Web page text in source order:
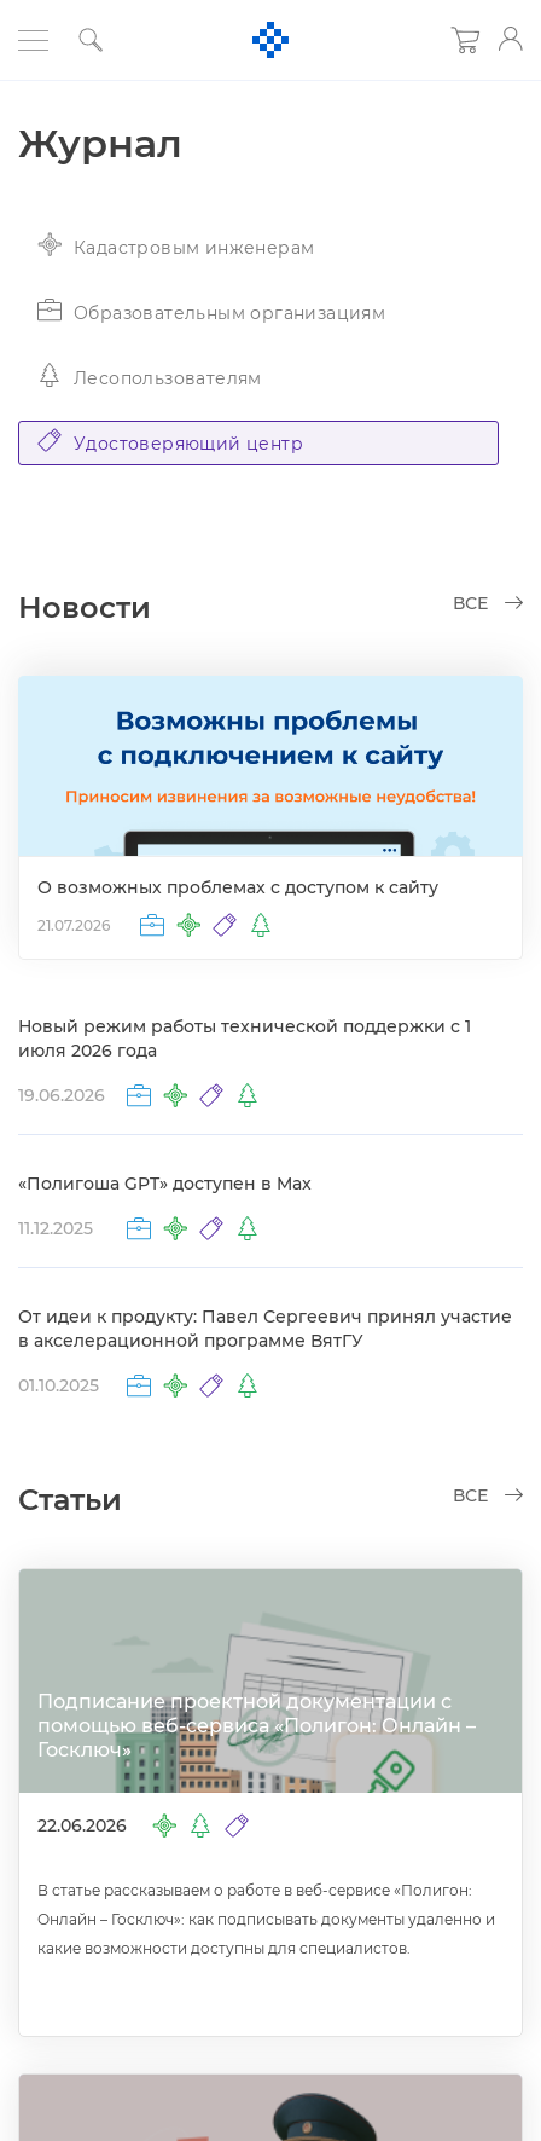
Журнал
Кадастровым инженерам
Образовательным организациям
Лесопользователям
Удостоверяющий центр
Новости СЕ
О возможных проблемах с доступом к сайту
21.07.2026
Новый режим работы технической поддержки с 1
июля 2026 года
19.06.2026
«Полигоша GPT» доступен в Max
11.12.2025
От идеи к продукту: Павел Сергеевич принял участие
акселерационной программе ВятГУ
01.10.2025
Статьи СЕ
Подписание проектной документации с
помощью веб-сервиса «Полигон: Онлайн –
Госключ»
22.06.2026
статье рассказываем о работе в веб-сервисе «Полигон:
Онлайн – Госключ»: как подписывать документы удаленно и
какие возможности доступны для специалистов.